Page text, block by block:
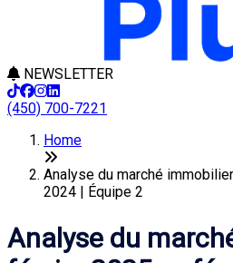
NEWSLETTER
(450) 700-7221
Home
Analyse du marché
2024 | Équipe 2
Analyse du